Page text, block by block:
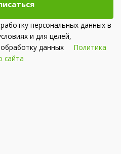
персональных данных в
и для целей,
обработку данных Политика
сайта